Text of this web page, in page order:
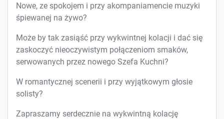
Nowe, ze spokojem i przy akompaniamencie muzyki
śpiewanej na żywo?
Może by tak zasiąść przy wykwintnej kolacji i dać się
zaskoczyć nieoczywistym połączeniom smaków,
serwowanych przez nowego Szefa Kuchni?
W romantycznej scenerii i przy wyjątkowym głosie
solisty?
Zapraszamy serdecznie na wykwintną kolację